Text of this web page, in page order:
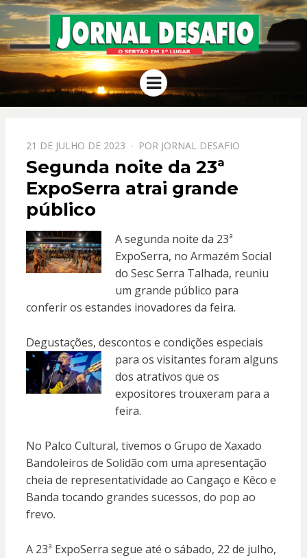
JORNAL
DESAFIO
O Sertão em 1º Lugar
Menu
PPOSTADO
EM
21 DE JULHO DE 2023 POR JORNAL DESAFIO
Segunda noite da 23ª
ExpoSerra atrai grande
público
A segunda noite da 23ª
ExpoSerra, no Armazém Social
do Sesc Serra Talhada, reuniu
um grande público para
conferir os estandes inovadores da feira.
Degustações, descontos e condições especiais
para os visitantes foram alguns
dos atrativos que os
expositores trouxeram para a
feira.
No Palco Cultural, tivemos o Grupo de Xaxado
Bandoleiros de Solidão com uma apresentação
cheia de representatividade ao Cangaço e Kêco e
Banda tocando grandes sucessos, do pop ao
frevo.
A 23ª ExpoSerra segue até o sábado, 22 de julho,